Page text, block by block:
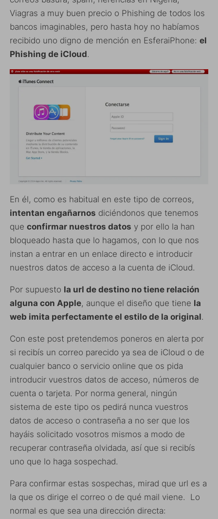
Viagras a muy buen precio o Phishing de todos los
bancos imaginables, pero hasta hoy no habíamos
recibido uno digno de mención en EsferaiPhone: el
Phishing de iCloud.
En él, como es habitual en este tipo de correos,
intentan engañarnos diciéndonos que tenemos
que confirmar nuestros datos y por ello la han
bloqueado hasta que lo hagamos, con lo que nos
instan a entrar en un enlace directo e introducir
nuestros datos de acceso a la cuenta de iCloud.
Por supuesto la url de destino no tiene relación
alguna con Apple, aunque el diseño que tiene la
web imita perfectamente el estilo de la original.
Con este post pretendemos poneros en alerta por
si recibís un correo parecido ya sea de iCloud o de
cualquier banco o servicio online que os pida
introducir vuestros datos de acceso, números de
cuenta o tarjeta. Por norma general, ningún
sistema de este tipo os pedirá nunca vuestros
datos de acceso o contraseña a no ser que los
hayáis solicitado vosotros mismos a modo de
recuperar contraseña olvidada, así que si recibís
uno que lo haga sospechad.
Para confirmar estas sospechas, mirad que url es a
la que os dirige el correo o de qué mail viene. Lo
normal es que sea una dirección directa: